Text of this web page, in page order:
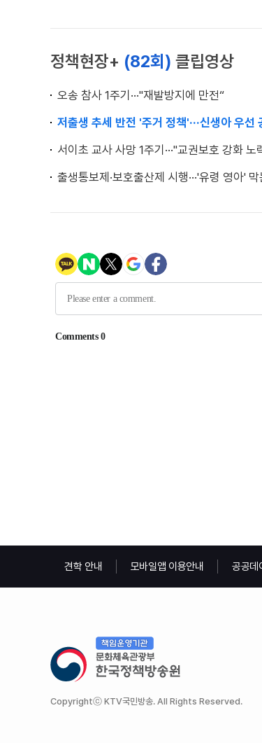
정책현장+ (82회) 클립영상
오송 참사 1주기···"재발방지에 만전“
저출생 추세 반전 '주거 정책'···신생아 우선
서이초 교사 사망 1주기···"교권보호 강화 노
출생통보제·보호출산제 시행···'유령 영아'
견학 안내 모바일앱 이용안내 공공데
Copyrightⓒ KTV국민방송. All Rights Reserved.